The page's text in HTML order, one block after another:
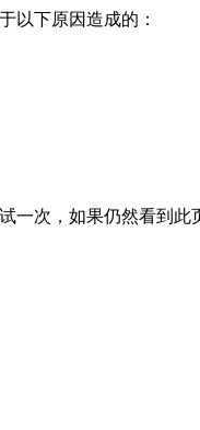
以下原因造成的：
一次，如果仍然看到此